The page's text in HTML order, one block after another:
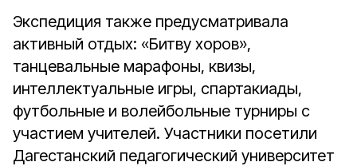
Экспедиция также предусматривала
активный отдых: «Битву хоров»,
танцевальные марафоны, квизы,
интеллектуальные игры, спартакиады,
футбольные и волейбольные турниры с
участием учителей. Участники посетили
Дагестанский педагогический университет